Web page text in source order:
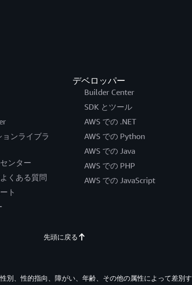
ョンライブラ
ンター
くある質問
ト
デベロッパー
Builder Center
SDK とツール
AWS での .NET
AWS での Python
AWS での Java
AWS での PHP
AWS での JavaScript
先頭に戻る
別、性的指向、障がい、年齢、その他の属性によって差別す